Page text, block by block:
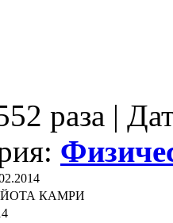
раза |
КАМРИ